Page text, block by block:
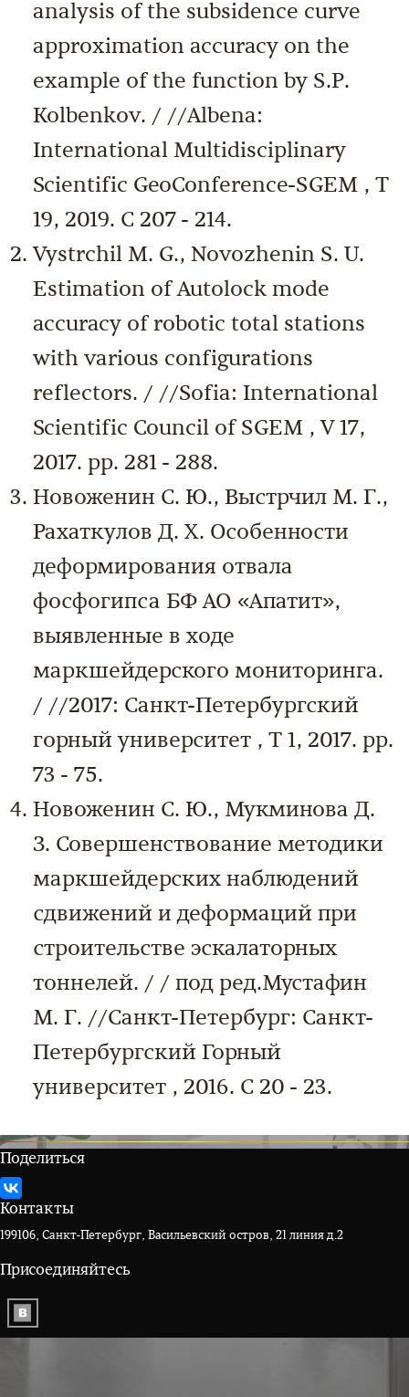
analysis of the subsidence curve
approximation accuracy on the
example of the function by S.P.
Kolbenkov. / //Albena:
International Multidisciplinary
Scientific GeoConference-SGEM , Т
19, 2019. С 207 - 214.
Vystrchil M. G., Novozhenin S. U.
Estimation of Autolock mode
accuracy of robotic total stations
with various configurations
reflectors. / //Sofia: International
Scientific Council of SGEM , V 17,
2017. pp. 281 - 288.
Новоженин С. Ю., Выстрчил М. Г.,
Рахаткулов Д. Х. Особенности
деформирования отвала
фосфогипса БФ АО «Апатит»,
выявленные в ходе
маркшейдерского мониторинга.
/ //2017: Санкт-Петербургский
горный университет , Т 1, 2017. pp.
73 - 75.
Новоженин С. Ю., Мукминова Д.
З. Совершенствование методики
маркшейдерских наблюдений
сдвижений и деформаций при
строительстве эскалаторных
тоннелей. / / под ред.Мустафин
М. Г. //Санкт-Петербург: Санкт-
Петербургский Горный
университет , 2016. С 20 - 23.
Поделиться
Контакты
199106, Санкт-Петербург, Васильевский остров, 21 линия д.2
Присоединяйтесь